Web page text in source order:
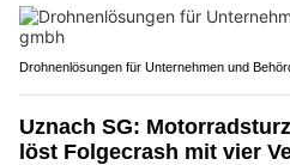
Drohnenlösungen für Unternehmen und
Uznach SG:
löst Folgecrash mit vier